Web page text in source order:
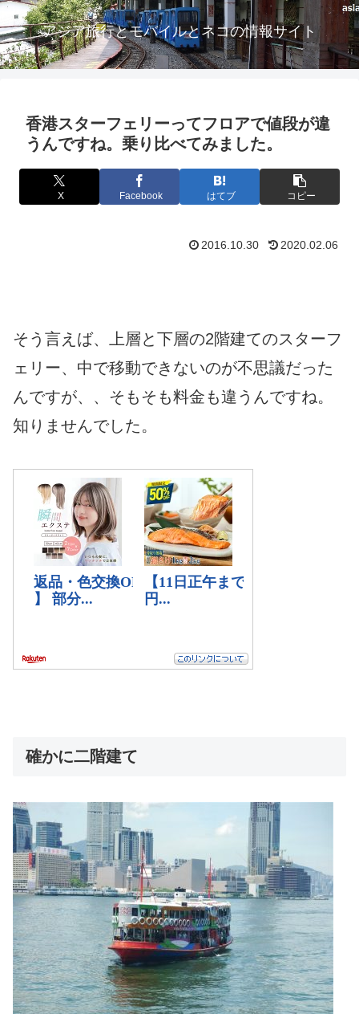
アジア旅行とモバイルとネコの情報サイト
香港スターフェリーってフロアで値段が違
うんですね。乗り比べてみました。
X Facebook はてブ コピー
2016.10.30 2020.02.06
そう言えば、上層と下層の2階建てのスターフ
ェリー、中で移動できないのが不思議だった
んですが、、そもそも料金も違うんですね。
知りませんでした。
確かに二階建て